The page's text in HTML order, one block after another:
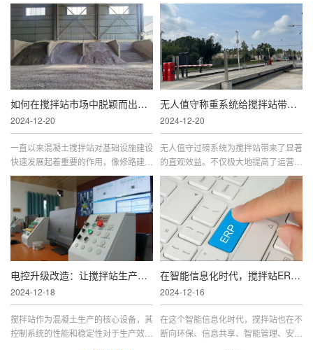
低，存在较大提升空间。目前，整个建
筑行业的数字化程度比较落后。国内范
围来看，建筑业的数字化程度
现代制造业发展并转型，只有不断完善
绿色生产工艺，通过信息化和智能化的
生产管理，才能更好的在质量
如何在搅拌站市场中脱颖而出？不妨先从控制原材料成本开始!
2024-12-20
一直以来混凝土搅拌站对基础设施建设
快速发展起着重要的作用，像修路建
桥、现代化城市建设等行业统统离不开
混凝土，正因为如此，混凝土搅拌站的
竞争日益激烈起来，同时也让
无人值守称重系统给搅拌站带来了哪些便利？
2024-12-20
无人值守过磅系统为搅拌站带来了显著
的直观效益。不仅极大地提高了运营效
率，减少了人为错误和时间浪费；还实
现了快速高效的过磅操作，最大限度地
减少了资源浪费，降低了成
电控升级改造：让搅拌站生产更智能、更经济！
2024-12-18
搅拌站作为混凝土生产的核心设备，其
控制系统的性能和稳定性对于生产效率
在智能信息化时代，搅拌站ERP到底能给企业带来什么？
2024-12-16
在这个智能信息化时代，搅拌站也在不
断向环保、信息共享、智能管理、安全